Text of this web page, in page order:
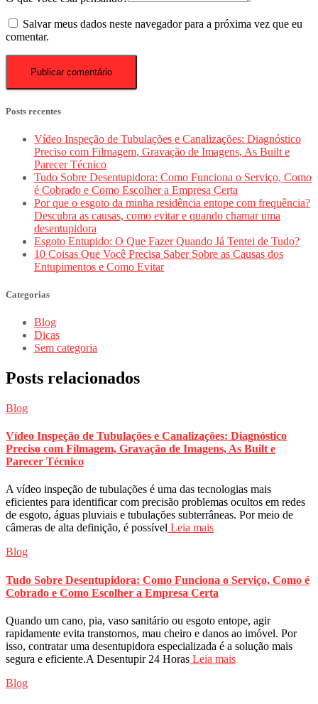
Salvar meus dados neste navegador para a próxima vez que eu
comentar.
Posts recentes
Vídeo Inspeção de Tubulações e Canalizações: Diagnóstico
Preciso com Filmagem, Gravação de Imagens, As Built e
Parecer Técnico
Tudo Sobre Desentupidora: Como Funciona o Serviço, Como
é Cobrado e Como Escolher a Empresa Certa
Por que o esgoto da minha residência entope com frequência?
Descubra as causas, como evitar e quando chamar uma
desentupidora
Esgoto Entupido: O Que Fazer Quando Já Tentei de Tudo?
10 Coisas Que Você Precisa Saber Sobre as Causas dos
Entupimentos e Como Evitar
Categorias
Blog
Dicas
Sem categoria
Posts relacionados
Blog
Vídeo Inspeção de Tubulações e Canalizações: Diagnóstico
Preciso com Filmagem, Gravação de Imagens, As Built e
Parecer Técnico
A vídeo inspeção de tubulações é uma das tecnologias mais
eficientes para identificar com precisão problemas ocultos em redes
de esgoto, águas pluviais e tubulações subterrâneas. Por meio de
câmeras de alta definição, é possível Leia mais
Blog
Tudo Sobre Desentupidora: Como Funciona o Serviço, Como é
Cobrado e Como Escolher a Empresa Certa
Quando um cano, pia, vaso sanitário ou esgoto entope, agir
rapidamente evita transtornos, mau cheiro e danos ao imóvel. Por
isso, contratar uma desentupidora especializada é a solução mais
segura e eficiente.A Desentupir 24 Horas Leia mais
Blog